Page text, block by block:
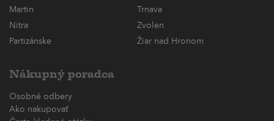
Martin
Trnava
Nitra
Zvolen
Partizánske
Žiar nad Hronom
Nákupný poradca
Osobné odbery
Ako nakupovať